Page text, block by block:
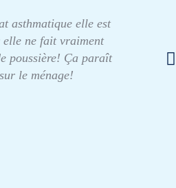
asthmatique elle est
ne fait vraiment
poussière! Ça paraît
le ménage!